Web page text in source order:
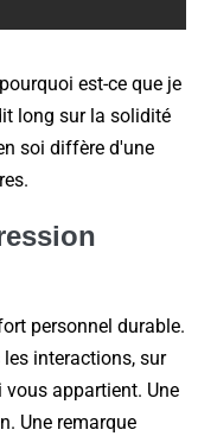
est-ce que je
long sur la solidité
soi diffère d'une
personnel durable.
interactions, sur
vous appartient. Une
Une remarque